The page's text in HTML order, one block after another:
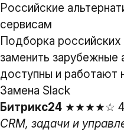
Российские
сервисам
Подборка
заменить зарубежные
доступны и работают
Замена Slack
Битрикс24 ★★★★☆
CRM, задачи и